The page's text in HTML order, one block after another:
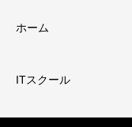
ホーム
ITスクール